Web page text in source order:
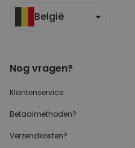
België
Nog vragen?
Klantenservice
Betaalmethoden?
Verzendkosten?